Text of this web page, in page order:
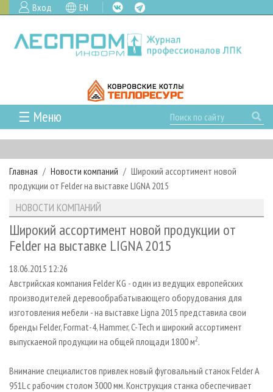
Вход EN
☰ Меню
ГЛАВНАЯ
РУБРИКИ И ТЕМЫ
РУБРИКИ ЖУРНАЛА
ЛЕСНОЕ ХОЗЯЙСТВО
ЛЕСОЗАГОТОВКА
ЛЕСОПИЛЕНИЕ
СУШКА ДРЕВЕСИНЫ
ПРОИЗВОДСТВО ДРЕВЕСНЫХ ПЛИТ
ДЕРЕВЯННОЕ ДОМОСТРОЕНИЕ
ПРОИЗВОДСТВО МЕБЕЛИ
ЦБП
НОВОСТИ
КАЛЕНДАРЬ СОБЫТИЙ
НОВОСТИ ЛПК
НОВОСТИ ЖУРНАЛА
ПРОЕКТЫ ЛПИ
АНАЛИТИКА
ПРЕДПРИЯТИЯ ЛПК
ПЕРСОНЫ
МОБИЛЬНЫЕ ВЫСТАВКИ
ОФИЦИАЛЬНЫЕ ДЕЛЕГАЦИИ
ПРИОРИТЕТНЫЕ ИНВЕСТПРОЕКТЫ
ГАЗЕТА ЛЕСПРОМФОРУМ
АРХИВ
АРХИВ ЖУРНАЛОВ
О ЖУРНАЛЕ
ПОДПИСКА
КОНТАКТЫ
РЕКЛАМОДАТЕЛЯМ
РЕКЛАМА
РЕКЛАМА НА САЙТЕ
Главная Новости компаний
Широкий ассортимент новой
продукции от Felder на выставке LIGNA 2015
НОВОСТИ КОМПАНИЙ
Широкий ассортимент новой продукции от
Felder на выставке LIGNA 2015
18.06.2015 12:26
Австрийская компания Felder KG - один из ведущих европейских
производителей деревообрабатывающего оборудования для
изготовления мебели - на выставке Ligna 2015 представила свои
бренды Felder, Format-4, Hammer, C-Tech и широкий ассортимент
выпускаемой продукции на общей площади 1800 м2.
Внимание специалистов привлек новый фуговальный станок Felder A
951L с рабочим столом 3000 мм. Конструкция станка обеспечивает